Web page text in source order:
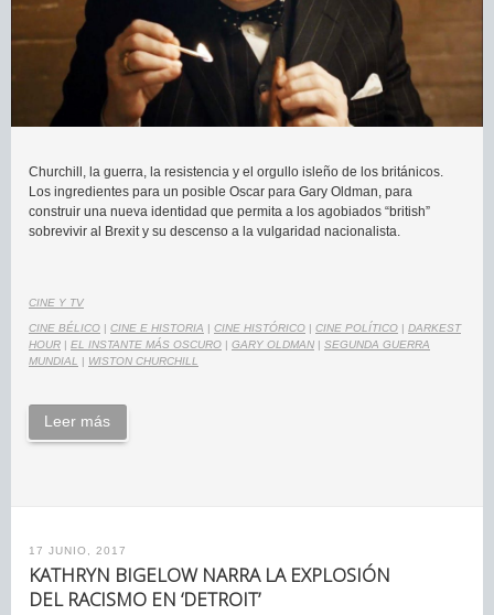
Churchill, la guerra, la resistencia y el orgullo isleño de los británicos.
Los ingredientes para un posible Oscar para Gary Oldman, para
construir una nueva identidad que permita a los agobiados “british”
sobrevivir al Brexit y su descenso a la vulgaridad nacionalista.
CINE Y TV
CINE BÉLICO | CINE E HISTORIA | CINE HISTÓRICO | CINE POLÍTICO | DARKEST
HOUR | EL INSTANTE MÁS OSCURO | GARY OLDMAN | SEGUNDA GUERRA
MUNDIAL
| WISTON CHURCHILL
Leer más
17 JUNIO, 2017
KATHRYN BIGELOW NARRA LA EXPLOSIÓN
DEL RACISMO EN ‘DETROIT’